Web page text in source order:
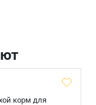
корм для